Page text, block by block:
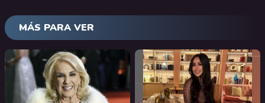
MÁS PARA VER